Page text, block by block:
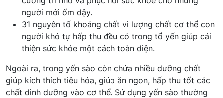
người mới ốm dậy.
31 nguyên tố khoáng chất vi lượng chất cơ thể con
người khó tự hấp thu đều có trong tổ yến giúp cải
thiện sức khỏe một cách toàn diện.
Ngoài ra, trong yến sào còn chứa nhiều dưỡng chất
giúp kích thích tiêu hóa, giúp ăn ngon, hấp thu tốt các
chất dinh dưỡng vào cơ thể. Sử dụng yến sào thường